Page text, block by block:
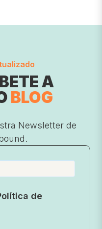
A
BLOG
Newsletter de
de